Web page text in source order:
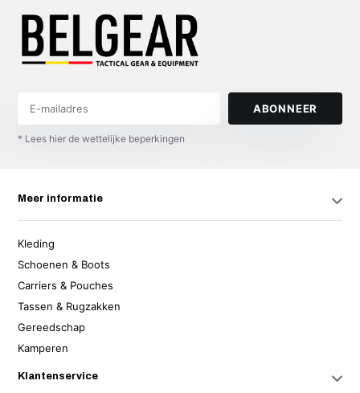
ABONNEER
* Lees hier de wettelijke beperkingen
Meer informatie
Kleding
Schoenen & Boots
Carriers & Pouches
Tassen & Rugzakken
Gereedschap
Kamperen
Klantenservice